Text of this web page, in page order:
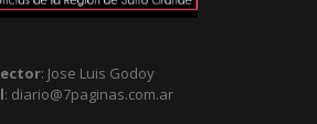
: Jose Luis Godoy
: diario@7paginas.com.ar